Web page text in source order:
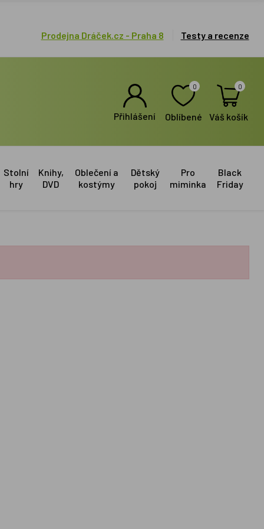
Prodejna Dráček.cz - Praha 8 Testy a recenze
Přihlášení
0
Oblíbené
0
Váš košík
Stolní
hry
Knihy,
DVD
Oblečení a
kostýmy
Dětský
pokoj
Pro
miminka
Black
Friday